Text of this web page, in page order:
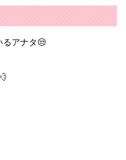
るアナタ😒